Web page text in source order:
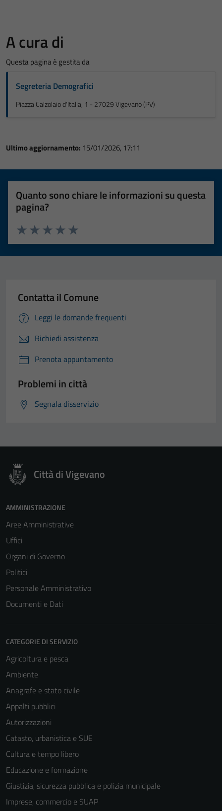
A cura di
Questa pagina è gestita da
Segreteria Demografici
Piazza Calzolaio d'Italia, 1 - 27029 Vigevano (PV)
Ultimo aggiornamento: 15/01/2026, 17:11
Quanto sono chiare le informazioni su questa
pagina?
Valuta 5 stelle su 5
Valuta 4 stelle su 5
Valuta 3 stelle su 5
Valuta 2 stelle su 5
Valuta 1 stelle su 5
Contatta il Comune
Leggi le domande frequenti
Richiedi assistenza
Prenota appuntamento
Problemi in città
Segnala disservizio
Città di Vigevano
AMMINISTRAZIONE
Aree Amministrative
Uffici
Organi di Governo
Politici
Personale Amministrativo
Documenti e Dati
CATEGORIE DI SERVIZIO
Agricoltura e pesca
Ambiente
Anagrafe e stato civile
Appalti pubblici
Autorizzazioni
Catasto, urbanistica e SUE
Cultura e tempo libero
Educazione e formazione
Giustizia, sicurezza pubblica e polizia municipale
Imprese, commercio e SUAP